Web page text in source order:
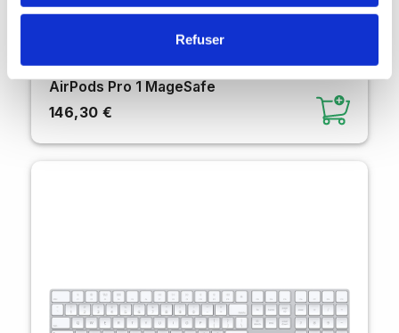
Refuser
AirPods Pro 1 MageSafe
146,30 €